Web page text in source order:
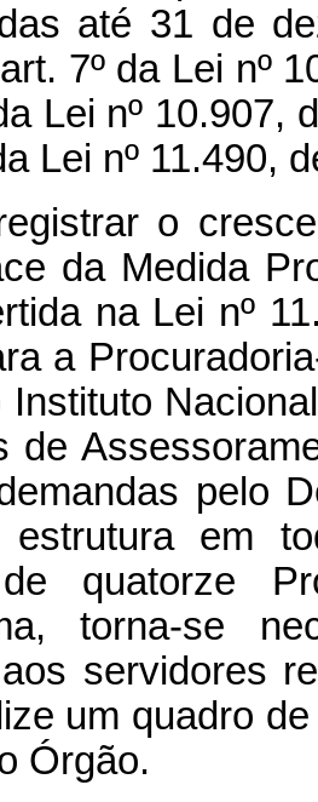
até 31 de
7º da Lei nº
Lei nº 10.907,
Lei nº 11.490,
o
da Medida
na Lei nº
a
Instituto
de
pelo
estrutura em
quatorze
torna-se
servidores
um quadro
Órgão.